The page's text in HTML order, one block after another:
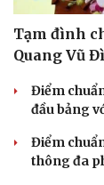
Tạm đình
Quang Vũ
Điểm
đầu bảng
Điểm
thông đa